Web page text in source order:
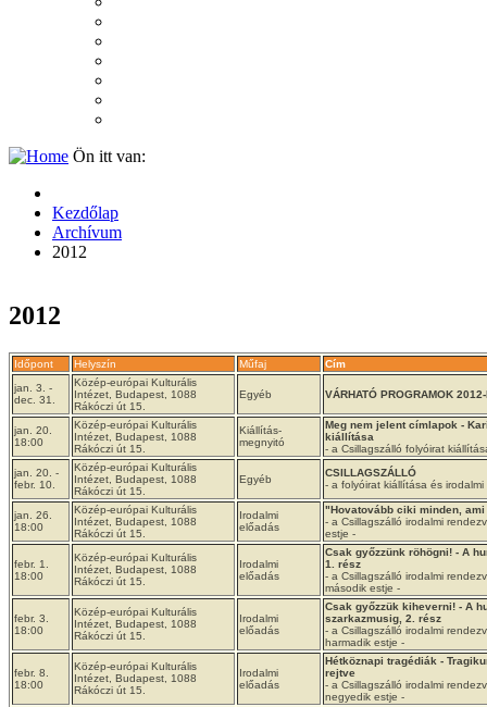
Ön itt van:
Kezdőlap
Archívum
2012
2012
Időpont Helyszín Műfaj
Cím
jan. 3. -
dec. 31.
Közép-európai Kulturális
Intézet, Budapest, 1088
Rákóczi út 15.
Egyéb VÁRHATÓ PROGRAMOK
jan. 20.
18:00
Közép-európai Kulturális
Intézet, Budapest, 1088
Rákóczi út 15.
Kiállítás-
megnyitó
Meg nem jelent címlapok -
kiállítása
- a Csillagszálló folyóirat
jan. 20. -
febr. 10.
Közép-európai Kulturális
Intézet, Budapest, 1088
Rákóczi út 15.
Egyéb
CSILLAGSZÁLLÓ
- a folyóirat kiállítása és irodalmi
jan. 26.
18:00
Közép-európai Kulturális
Intézet, Budapest, 1088
Rákóczi út 15.
Irodalmi
előadás
"Hovatovább ciki minden,
- a Csillagszálló irodalmi
estje -
febr. 1.
18:00
Közép-európai Kulturális
Intézet, Budapest, 1088
Rákóczi út 15.
Irodalmi
előadás
Csak győzzünk röhögni! - A
1. rész
- a Csillagszálló irodalmi
második estje -
febr. 3.
18:00
Közép-európai Kulturális
Intézet, Budapest, 1088
Rákóczi út 15.
Irodalmi
előadás
Csak győzzük kiheverni! - A
szarkazmusig, 2. rész
- a Csillagszálló irodalmi
harmadik estje -
febr. 8.
18:00
Közép-európai Kulturális
Intézet, Budapest, 1088
Rákóczi út 15.
Irodalmi
előadás
Hétköznapi tragédiák -
rejtve
- a Csillagszálló irodalmi
negyedik estje -